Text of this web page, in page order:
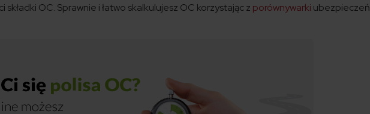
składki OC. Sprawnie i łatwo skalkulujesz OC korzystając z porównywarki ubezpieczeń